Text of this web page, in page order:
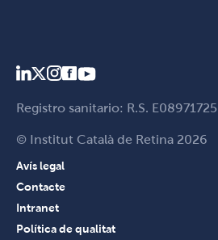
Registro sanitario: R.S. E08971725
© Institut Català de Retina 2026
Avís legal
Contacte
Intranet
Política de qualitat